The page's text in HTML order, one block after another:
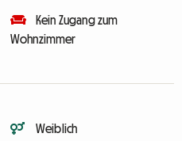
Kein Zugang zum
Wohnzimmer
Weiblich